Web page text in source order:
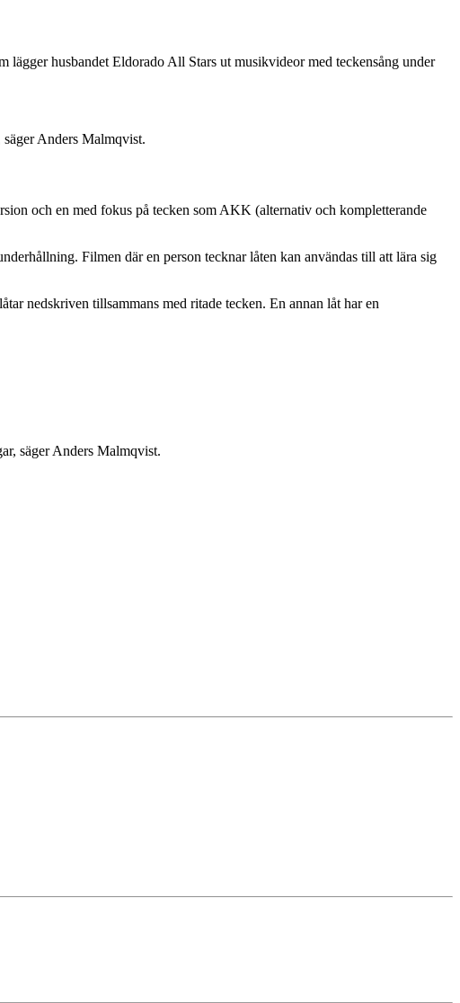
lägger husbandet Eldorado All Stars ut musikvideor med teckensång under
Anders Malmqvist.
och en med fokus på tecken som AKK (alternativ och kompletterande
Filmen där en person tecknar låten kan användas till att lära sig
nedskriven tillsammans med ritade tecken. En annan låt har en
säger Anders Malmqvist.